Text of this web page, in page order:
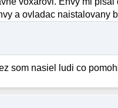
a ovladac naistalovany
som nasiel ludi co